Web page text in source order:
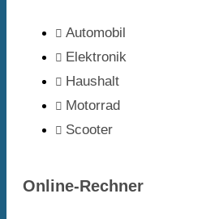
Automobil
Elektronik
Haushalt
Motorrad
Scooter
Online-Rechner